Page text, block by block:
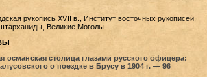
рукопись XVII в., Институт восточных рукописей,
Великие Моголы
османская столица глазами русского офицера:
о поездке в Брусу в 1904 г. — 96